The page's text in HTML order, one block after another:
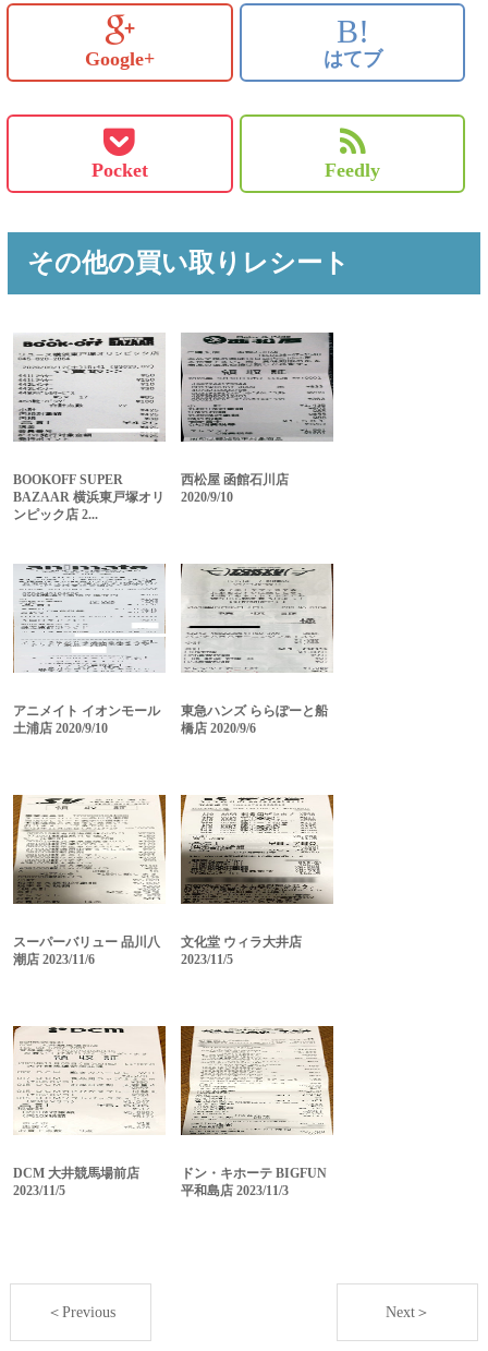
Google+
B!
はてブ
Pocket Feedly
その他の買い取りレシート
BOOKOFF SUPER
BAZAAR 横浜東戸塚オリ
ンピック店 2...
西松屋 函館石川店
2020/9/10
アニメイト イオンモール
土浦店 2020/9/10
東急ハンズ ららぽーと船
橋店 2020/9/6
スーパーバリュー 品川八
潮店 2023/11/6
文化堂 ウィラ大井店
2023/11/5
DCM 大井競馬場前店
2023/11/5
ドン・キホーテ BIGFUN
平和島店 2023/11/3
＜Previous Next＞